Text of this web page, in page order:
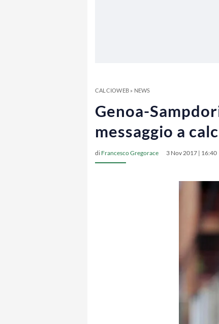
CALCIOWEB» NEWS
Genoa-
messaggio a
di Francesco Gregorace 3 Nov 2017 | 16:40